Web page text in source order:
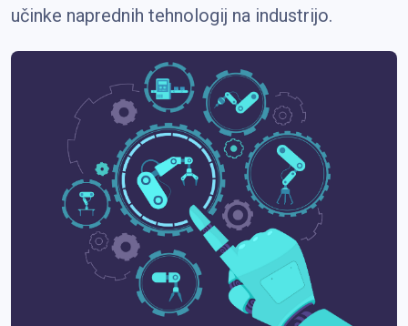
učinke naprednih tehnologij na industrijo.